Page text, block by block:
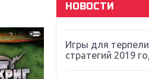
НОВОСТИ
Far Cry 5: хвалить
Игры для
стратегий 2019